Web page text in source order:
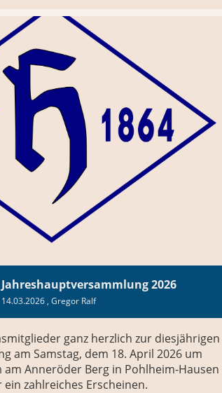
2026
14.03.2026, Gregor Ralf
ganz herzlich zur diesjährigen
am Samstag, dem 18. April 2026 um
Anneröder Berg in Pohlheim-Hausen
zahlreiches Erscheinen.